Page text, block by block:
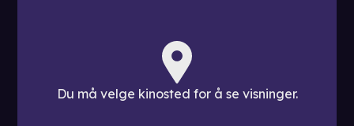
Du må velge kinosted for å se visninger.